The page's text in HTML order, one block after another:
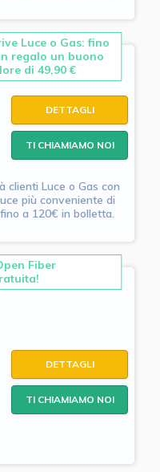
Luce o Gas: fino
regalo un buono
di 49,90 €
DETTAGLI
TI CHIAMIAMO NOI
clienti Luce o Gas con
più conveniente di
a 120€ in bolletta.
Fiber
DETTAGLI
TI CHIAMIAMO NOI